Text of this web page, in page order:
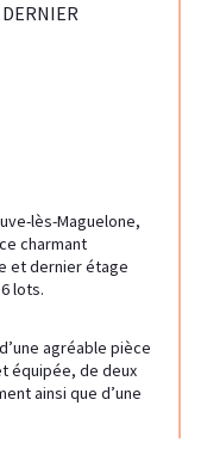
lès-Maguelone,
charmant
et dernier étage
lots.
agréable pièce
équipée, de deux
ainsi que d’une